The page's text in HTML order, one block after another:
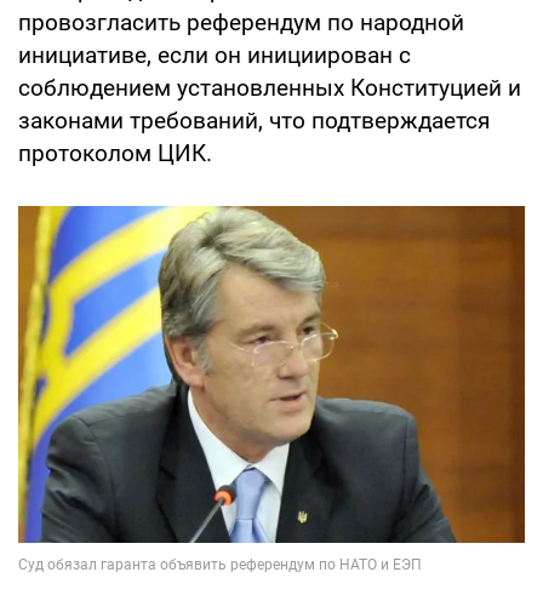
провозгласить референдум по народной
инициативе, если он инициирован с
соблюдением установленных Конституцией и
законами требований, что подтверждается
протоколом ЦИК.